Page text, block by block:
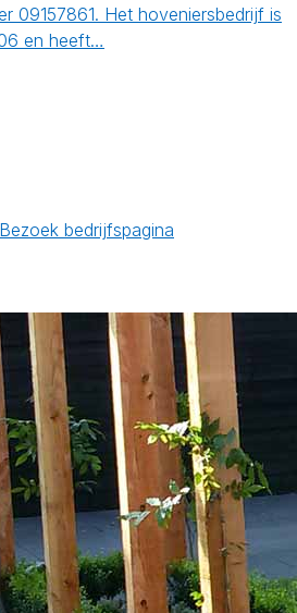
09157861. Het hoveniersbedrijf is
en heeft…
Bezoek bedrijfspagina